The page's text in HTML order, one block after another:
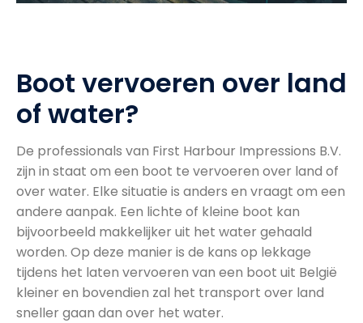
Boot vervoeren over land
of water?
De professionals van First Harbour Impressions B.V.
zijn in staat om een boot te vervoeren over land of
over water. Elke situatie is anders en vraagt om een
andere aanpak. Een lichte of kleine boot kan
bijvoorbeeld makkelijker uit het water gehaald
worden. Op deze manier is de kans op lekkage
tijdens het laten vervoeren van een boot uit België
kleiner en bovendien zal het transport over land
sneller gaan dan over het water.